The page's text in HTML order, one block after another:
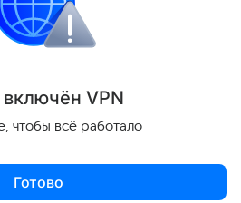
включён VPN
чтобы всё работало
Готово